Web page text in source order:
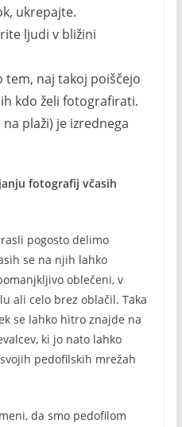
ukrepajte.
ljudi v bližini
naj takoj poiščejo
kdo želi fotografirati.
plaži) je izrednega
fotografij včasih
pogosto delimo
se na njih lahko
oblečeni, v
ali celo brez oblačil. Taka
se lahko hitro znajde na
ki jo nato lahko
pedofilskih mrežah
da smo pedofilom